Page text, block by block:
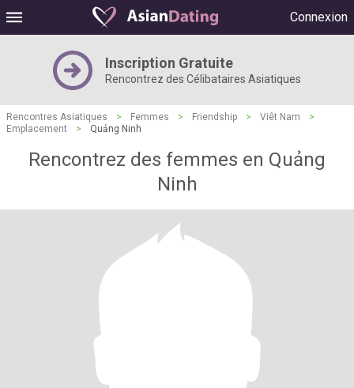
Connexion
Inscription Gratuite
Rencontrez des Célibataires Asiatiques
Rencontres Asiatiques > Femmes > Friendship > Viêt Nam
>
Emplacement
> Quảng Ninh
Rencontrez des femmes en Quảng
Ninh